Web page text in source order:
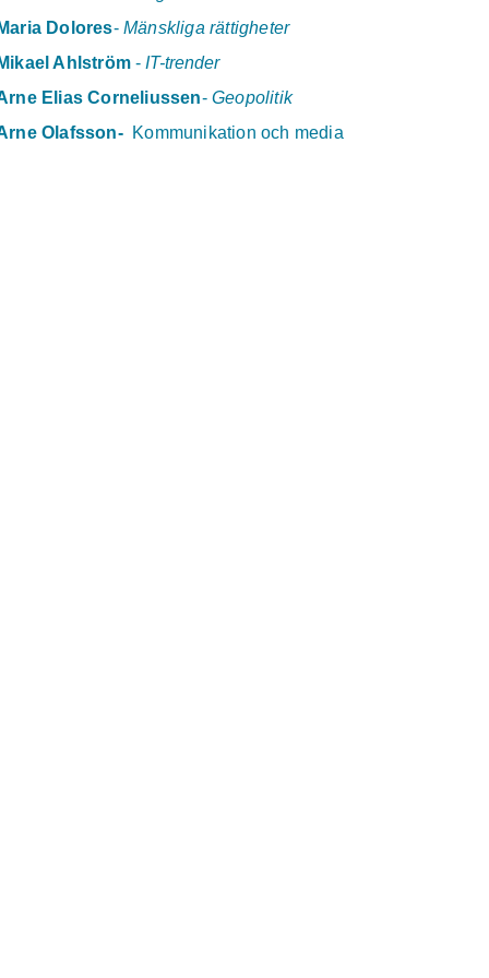
med förhoppningarna om att
mer
Maria Dolores-Mänskliga rättigheter
Mikael Ahlström - IT-trender
Elias Corneliussen-Geopolitik
Olafsson- Kommunikation och media